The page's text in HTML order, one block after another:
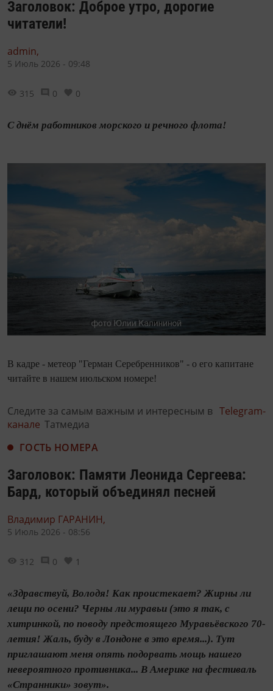
Заголовок: Доброе утро, дорогие
читатели!
admin,
5 Июль 2026 - 09:48
315 0 0
С днём работников морского и речного флота!
В кадре - метеор "Герман Серебренников" - о его капитане
читайте в нашем июльском номере!
Следите за самым важным и интересным в Telegram-
канале Татмедиа
ГОСТЬ НОМЕРА
Заголовок: Памяти Леонида Сергеева:
Бард, который объединял песней
Владимир ГАРАНИН,
5 Июль 2026 - 08:56
312 0 1
«Здравствуй, Володя! Как проистекает? Жирны ли
лещи по осени? Черны ли муравьи (это я так, с
хитринкой, по поводу предстоящего Муравьёвского 70-
летия! Жаль, буду в Лондоне в это время...). Тут
приглашают меня опять подорвать мощь нашего
невероятного противника... В Америке на фестиваль
«Странники» зовут».